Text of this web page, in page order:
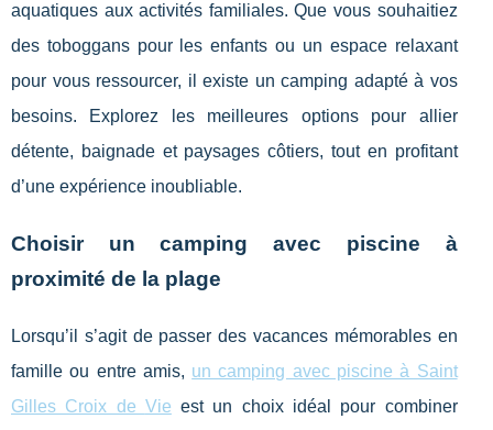
aquatiques aux activités familiales. Que vous souhaitiez
des toboggans pour les enfants ou un espace relaxant
pour vous ressourcer, il existe un camping adapté à vos
besoins. Explorez les meilleures options pour allier
détente, baignade et paysages côtiers, tout en profitant
d’une expérience inoubliable.
Choisir un camping avec piscine à
proximité de la plage
Lorsqu’il s’agit de passer des vacances mémorables en
famille ou entre amis, un camping avec piscine à Saint
Gilles Croix de Vie est un choix idéal pour combiner